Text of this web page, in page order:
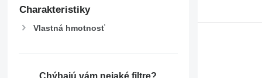
Charakteristiky
Vlastná hmotnosť
Chýbajú vám nejaké filtre?